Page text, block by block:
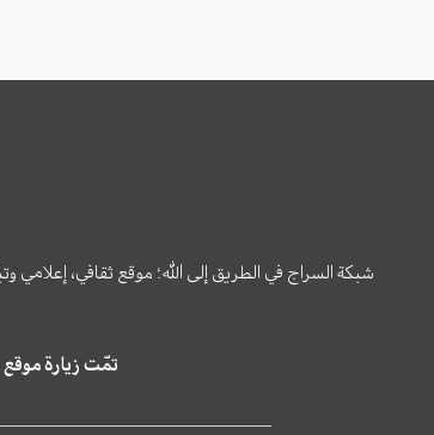
شبكة السراج في الطريق إلى الله؛ موقع ثقافي،
تمّت زيارة موقع سراج ٤,٨٠٠,٠٠٠ مرة خلال الستة أشهر الماضية، كما ظهر في نتائج